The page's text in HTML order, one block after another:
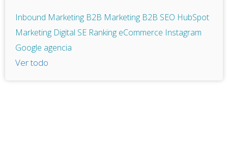
Inbound Marketing B2B Marketing B2B SEO HubSpot
Marketing Digital SE Ranking eCommerce Instagram
Google agencia
Ver todo